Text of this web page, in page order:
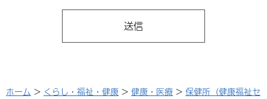
ホーム > くらし・福祉・健康 > 健康・医療 > 保健所（健康福祉セ